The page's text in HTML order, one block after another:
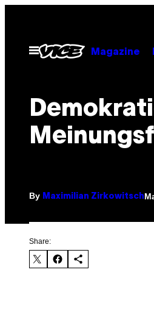
contentOpen
Menu
Magazine
By Maximilian Zirkowitsch
Share: